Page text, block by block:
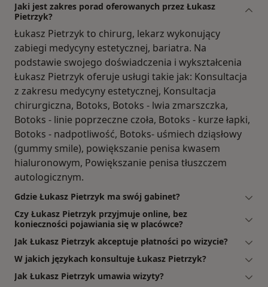
Jaki jest zakres porad oferowanych przez Łukasz
Pietrzyk?
Łukasz Pietrzyk to chirurg, lekarz wykonujący
zabiegi medycyny estetycznej, bariatra. Na
podstawie swojego doświadczenia i wykształcenia
Łukasz Pietrzyk oferuje usługi takie jak: Konsultacja
z zakresu medycyny estetycznej, Konsultacja
chirurgiczna, Botoks, Botoks - lwia zmarszczka,
Botoks - linie poprzeczne czoła, Botoks - kurze łapki,
Botoks - nadpotliwość, Botoks- uśmiech dziąsłowy
(gummy smile), powiększanie penisa kwasem
hialuronowym, Powiększanie penisa tłuszczem
autologicznym.
Gdzie Łukasz Pietrzyk ma swój gabinet?
Czy Łukasz Pietrzyk przyjmuje online, bez
konieczności pojawiania się w placówce?
Jak Łukasz Pietrzyk akceptuje płatności po wizycie?
W jakich językach konsultuje Łukasz Pietrzyk?
Jak Łukasz Pietrzyk umawia wizyty?